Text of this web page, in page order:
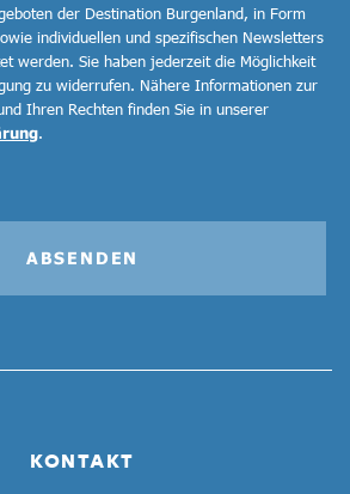
KONTAKT
der Destination Burgenland, in Form
individuellen und spezifischen Newsletters
werden. Sie haben jederzeit die Möglichkeit
zu widerrufen. Nähere Informationen zur
Ihren Rechten finden Sie in unserer
.
ABSENDEN